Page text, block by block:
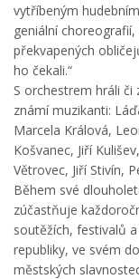
vytříbeným
geniální
překvapených
ho čekali.“
S orchestrem hráli
známí muzikanti:
Marcela Králová,
Košvanec, Jiří
Větrovec, Jiří Stivín,
Během své
zúčastňuje
soutěžích, festivalů
republiky, ve svém
městských